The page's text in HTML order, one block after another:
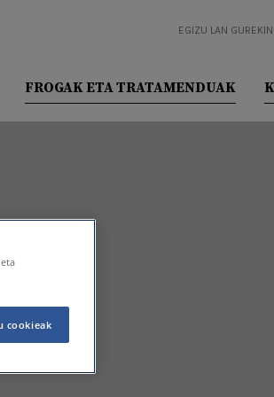
EGIZU LAN GUREKIN
FROGAK ETA TRATAMENDUAK
cookieak